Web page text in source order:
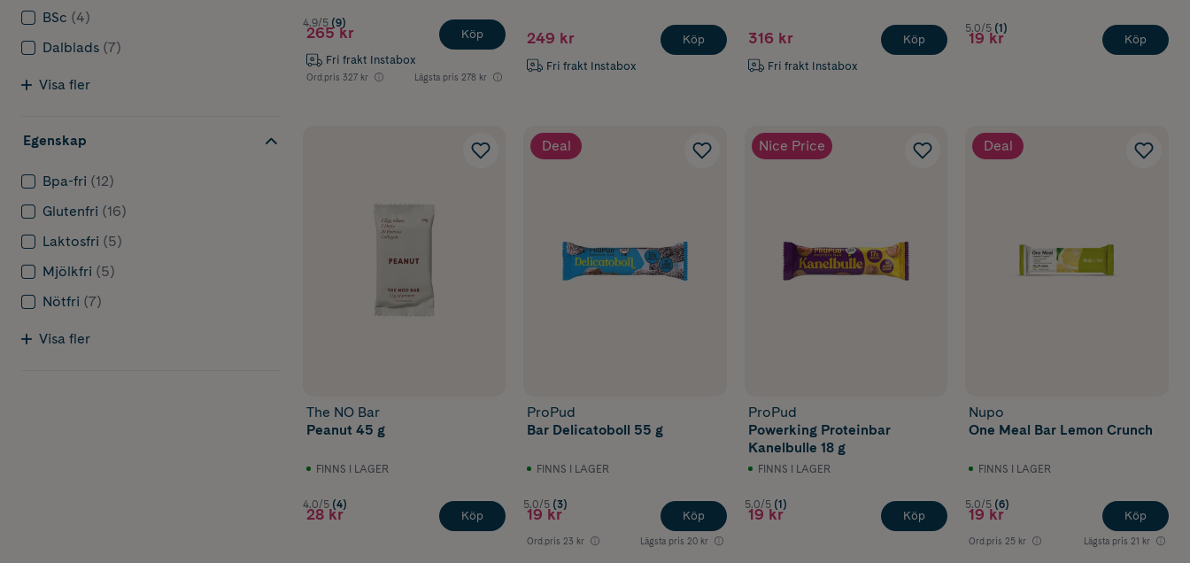
BSc (4)
Dalblads (7)
Visa fler
Egenskap
Bpa-fri (12)
Glutenfri (16)
Laktosfri (5)
Mjölkfri (5)
Nötfri (7)
Visa fler
4.9/5 (9)
265 kr
Fri frakt Instabox
Ord.pris 327 kr Lägsta pris 278 kr
Köp 249 kr
Fri frakt Instabox
Köp 316 kr
Fri frakt Instabox
Köp
5.0/5 (1)
19 kr Köp
The NO Bar
Peanut 45 g
FINNS I LAGER
4.0/5 (4)
28 kr Köp
Deal
ProPud
Bar Delicatoboll 55 g
FINNS I LAGER
5.0/5 (3)
19 kr
Ord.pris 23 kr Lägsta pris 20 kr
Köp
Nice Price
ProPud
Powerking Proteinbar
Kanelbulle 18 g
FINNS I LAGER
5.0/5 (1)
19 kr Köp
Deal
Nupo
One Meal Bar Lemon Crunch
FINNS I LAGER
5.0/5 (6)
19 kr
Ord.pris 25 kr Lägsta pris 21 kr
Köp